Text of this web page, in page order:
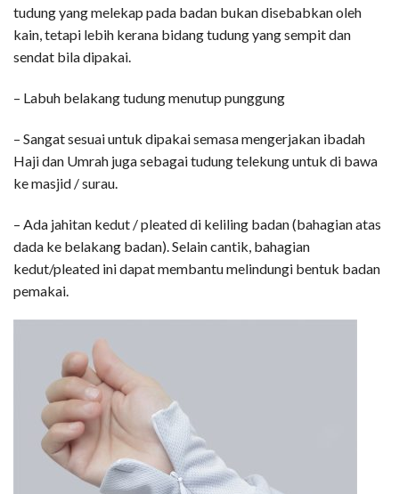
tudung yang melekap pada badan bukan disebabkan oleh
kain, tetapi lebih kerana bidang tudung yang sempit dan
sendat bila dipakai.
– Labuh belakang tudung menutup punggung
– Sangat sesuai untuk dipakai semasa mengerjakan ibadah
Haji dan Umrah juga sebagai tudung telekung untuk di bawa
ke masjid / surau.
– Ada jahitan kedut / pleated di keliling badan (bahagian atas
dada ke belakang badan). Selain cantik, bahagian
kedut/pleated ini dapat membantu melindungi bentuk badan
pemakai.